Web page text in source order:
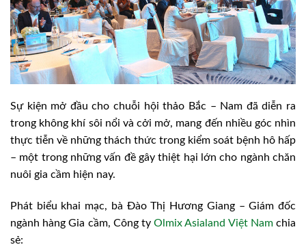
Sự kiện mở đầu cho chuỗi hội thảo Bắc – Nam đã diễn ra
trong không khí sôi nổi và cởi mở, mang đến nhiều góc nhìn
thực tiễn về những thách thức trong kiểm soát bệnh hô hấp
– một trong những vấn đề gây thiệt hại lớn cho ngành chăn
nuôi gia cầm hiện nay.
Phát biểu khai mạc, bà Đào Thị Hương Giang – Giám đốc
ngành hàng Gia cầm, Công tyOlmix Asialand Việt Namchia
sẻ: